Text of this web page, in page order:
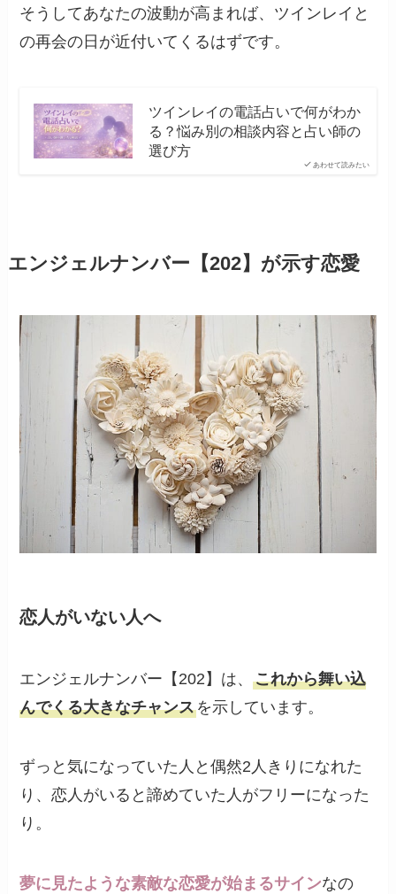
そうしてあなたの波動が高まれば、ツインレイと
の再会の日が近付いてくるはずです。
あわせて読みたい
ツインレイの電話占いで何がわか
る？悩み別の相談内容と占い師の
選び方
エンジェルナンバー【202】が示す恋愛
恋人がいない人へ
エンジェルナンバー【202】は、これから舞い込
んでくる大きなチャンスを示しています。
ずっと気になっていた人と偶然2人きりになれた
り、恋人がいると諦めていた人がフリーになった
り。
夢に見たような素敵な恋愛が始まるサインなの